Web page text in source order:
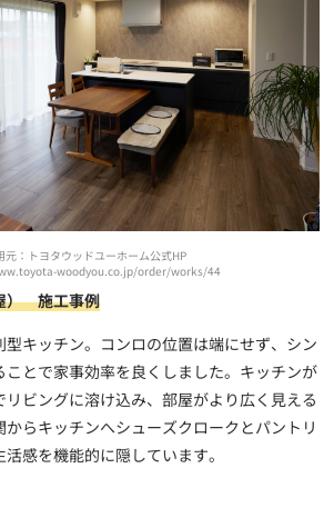
元：トヨタウッドユーホーム公式HP
woodyou.co.jp/order/works/44
） 施工事例
型キッチン。コンロの位置は端にせず、シン
ことで家事効率を良くしました。キッチンが
ビングに溶け込み、部屋がより広く見える
らキッチンへシューズクロークとパントリ
感を機能的に隠しています。